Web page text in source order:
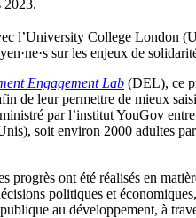
2023.
l’University College London
sur les enjeux de
Engagement Lab (DEL), ce
de leur permettre de mieux
par l’institut YouGov
soit environ 2000 adultes
progrès ont été réalisés en
politiques et
au développement, à